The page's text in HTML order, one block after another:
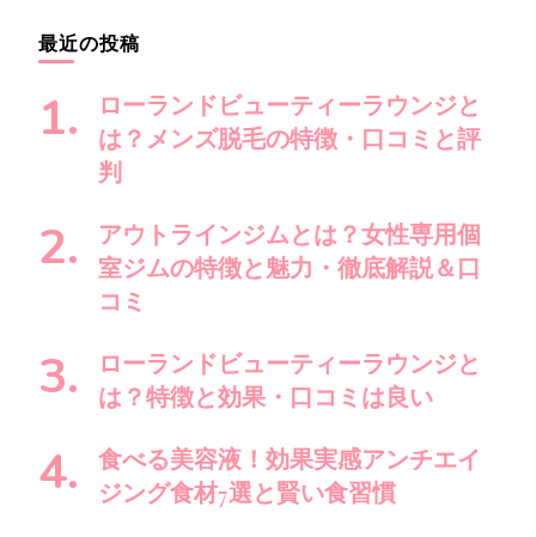
ョ
ン
お
探
し
で
?
最近の投稿
ローランドビューティーラウンジと
は？メンズ脱毛の特徴・口コミと評
判
アウトラインジムとは？女性専用個
室ジムの特徴と魅力・徹底解説＆口
コミ
ローランドビューティーラウンジと
は？特徴と効果・口コミは良い
食べる美容液！効果実感アンチエイ
ジング食材7選と賢い食習慣